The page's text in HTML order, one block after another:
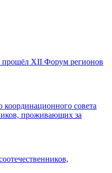
прошёл XII Форум регионов
координационного совета
проживающих за